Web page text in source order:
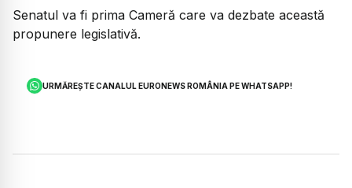
Senatul va fi prima Cameră care va dezbate această
propunere legislativă.
URMĂREȘTE CANALUL EURONEWS ROMÂNIA PE WHATSAPP!